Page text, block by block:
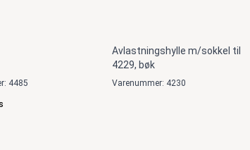
4485
Avlastningshylle m/sokkel til
4229, bøk
Varenummer: 4230